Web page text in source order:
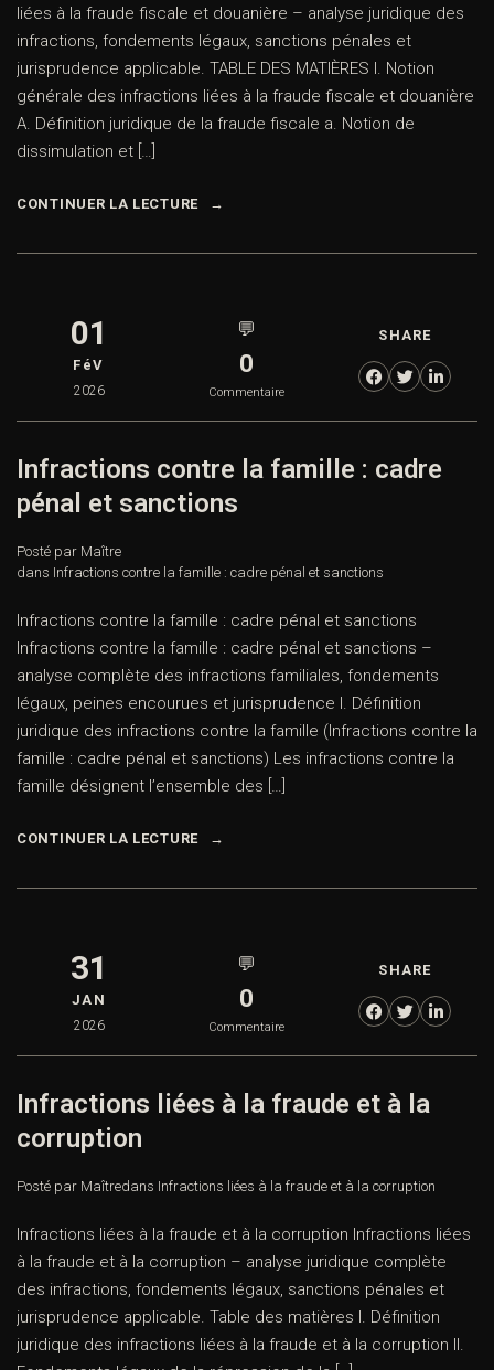
liées à la fraude fiscale et douanière – analyse juridique des
infractions, fondements légaux, sanctions pénales et
jurisprudence applicable. TABLE DES MATIÈRES I. Notion
générale des infractions liées à la fraude fiscale et douanière
A. Définition juridique de la fraude fiscale a. Notion de
dissimulation et […]
CONTINUER LA LECTURE
01
FéV
2026
💬
0
Commentaire
SHARE
Infractions contre la famille : cadre
pénal et sanctions
Posté par Maître
dans Infractions contre la famille : cadre pénal et sanctions
Infractions contre la famille : cadre pénal et sanctions
Infractions contre la famille : cadre pénal et sanctions –
analyse complète des infractions familiales, fondements
légaux, peines encourues et jurisprudence I. Définition
juridique des infractions contre la famille (Infractions contre la
famille : cadre pénal et sanctions) Les infractions contre la
famille désignent l’ensemble des […]
CONTINUER LA LECTURE
31
JAN
2026
💬
0
Commentaire
SHARE
Infractions liées à la fraude et à la
corruption
Posté par Maîtredans Infractions liées à la fraude et à la corruption
Infractions liées à la fraude et à la corruption Infractions liées
à la fraude et à la corruption – analyse juridique complète
des infractions, fondements légaux, sanctions pénales et
jurisprudence applicable. Table des matières I. Définition
juridique des infractions liées à la fraude et à la corruption II.